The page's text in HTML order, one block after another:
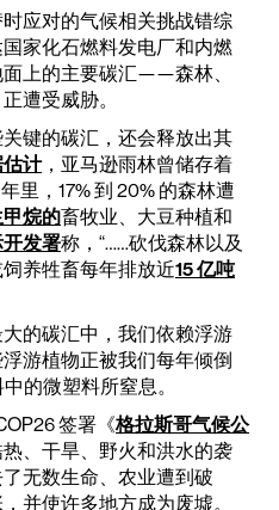
应对的气候相关挑战错综
家化石燃料发电厂和内燃
上的主要碳汇——森林、
遭受威胁。
键的碳汇，还会释放出其
计，亚马逊雨林曾储存着
里，17% 到 20% 的森林遭
烷的畜牧业、大豆种植和
发署称，“……砍伐森林以及
养牲畜每年排放近15 亿吨
的碳汇中，我们依赖浮游
游植物正被我们每年倾倒
的微塑料所窒息。
签署《格拉斯哥气候公
、干旱、野火和洪水的袭
无数生命、农业遭到破
并使许多地方成为废墟。